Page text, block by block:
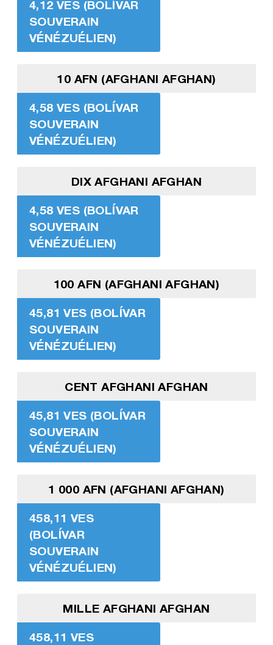
4,12 VES (BOLÍVAR
SOUVERAIN
VÉNÉZUÉLIEN)
10 AFN (AFGHANI AFGHAN)
4,58 VES (BOLÍVAR
SOUVERAIN
VÉNÉZUÉLIEN)
DIX AFGHANI AFGHAN
4,58 VES (BOLÍVAR
SOUVERAIN
VÉNÉZUÉLIEN)
100 AFN (AFGHANI AFGHAN)
45,81 VES (BOLÍVAR
SOUVERAIN
VÉNÉZUÉLIEN)
CENT AFGHANI AFGHAN
45,81 VES (BOLÍVAR
SOUVERAIN
VÉNÉZUÉLIEN)
1 000 AFN (AFGHANI AFGHAN)
458,11 VES
(BOLÍVAR
SOUVERAIN
VÉNÉZUÉLIEN)
MILLE AFGHANI AFGHAN
458,11 VES